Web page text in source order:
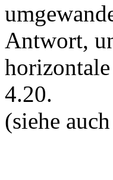
Antwort,
4.20.
(siehe